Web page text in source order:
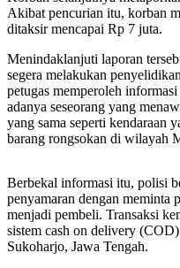
Akibat pencurian itu, korban
ditaksir mencapai Rp 7 juta.
Menindaklanjuti laporan
segera melakukan
petugas memperoleh
adanya seseorang yang
yang sama seperti kendaraan
barang rongsokan di wilayah
Berbekal informasi itu, polisi
penyamaran dengan meminta
menjadi pembeli. Transaksi
sistem cash on delivery
Sukoharjo, Jawa Tengah.